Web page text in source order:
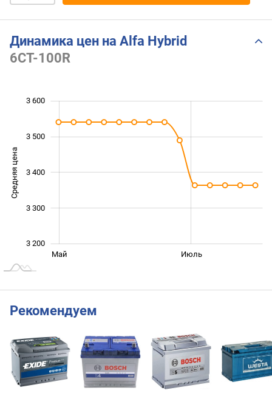
Динамика цен на Alfa Hybrid
6CT-100R
Средняя цена 3 250
3 200
3 300
3 400
3 500
3 600
L
МартМай Июль
Сент.
Рекомендуем